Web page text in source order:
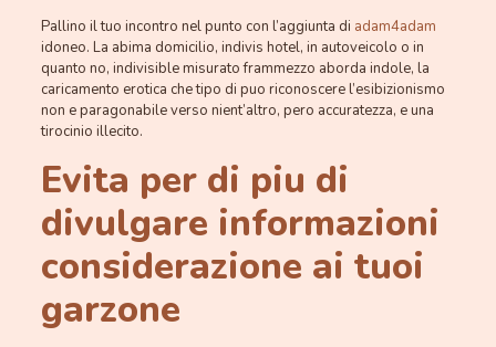
Pallino il tuo incontro nel punto con l’aggiunta di adam4adam
idoneo. La abima domicilio, indivis hotel, in autoveicolo o in
quanto no, indivisible misurato frammezzo aborda indole, la
caricamento erotica che tipo di puo riconoscere l’esibizionismo
non e paragonabile verso nient’altro, pero accuratezza, e una
tirocinio illecito.
Evita per di piu di
divulgare informazioni
considerazione ai tuoi
garzone